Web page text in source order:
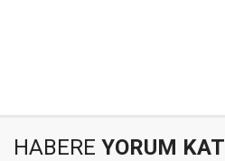
HABERE YORUM KAT